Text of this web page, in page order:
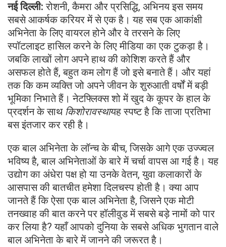
नई दिल्ली: रोशनी, कैमरा और प्रसिद्धि, अभिनय इस समय
सबसे आकर्षक करियर में से एक है। यह सब एक आकांक्षी
अभिनेता के लिए वायरल होने और वे तरसने के लिए
स्पॉटलाइट हासिल करने के लिए मीडिया का एक टुकड़ा है।
जबकि लाखों लोग अपने हाथ की कोशिश करते हैं और
असफल होते हैं, बहुत कम लोग हैं जो इसे बनाते हैं। और यहां
तक ​​कि कम व्यक्ति जो अपने जीवन के शुरुआती वर्षों में बड़ी
भूमिका निभाते हैं। नेटफ्लिक्स शो में खुद के कूपर के हाल के
प्रदर्शन के साथ किशोरावस्थायह स्पष्ट है कि ताजा प्रतिभा
बस इंतजार कर रही है।
एक बाल अभिनेता के लॉन्च के बीच, जिसके आगे एक उज्ज्वल
भविष्य है, बाल अभिनेताओं के बारे में चर्चा वापस आ गई है। यह
उद्योग का अंधेरा पक्ष हो या उनके वेतन, युवा कलाकारों के
आसपास की बातचीत हमेशा दिलचस्प होती है। क्या आप
जानते हैं कि ऐसा एक बाल अभिनेता है, जिसने एक मोटी
तनख्वाह की बात करने पर हॉलीवुड में सबसे बड़े नामों को पार
कर लिया है? यहाँ आपको दुनिया के सबसे अधिक भुगतान वाले
बाल अभिनेता के बारे में जानने की जरूरत है।